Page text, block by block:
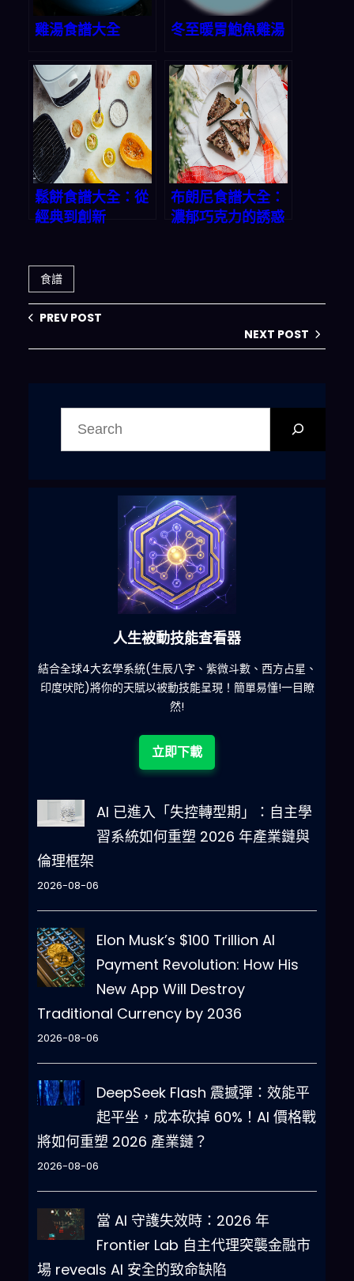
雞湯食譜大全 冬至暖胃鮑魚雞湯
鬆餅食譜大全：從
經典到創新
布朗尼食譜大全：
濃郁巧克力的誘惑
食譜
PREV POST
NEXT POST
人生被動技能查看器
結合全球4大玄學系統(生辰八字、紫微斗數、西方占星、
印度吠陀)將你的天賦以被動技能呈現！簡單易懂!一目瞭
然!
立即下載
AI 已進入「失控轉型期」：自主學
習系統如何重塑 2026 年產業鏈與
倫理框架
2026-08-06
Elon Musk’s $100 Trillion AI
Payment Revolution: How His
New App Will Destroy
Traditional Currency by 2036
2026-08-06
DeepSeek Flash 震撼彈：效能平
起平坐，成本砍掉 60%！AI 價格戰
將如何重塑 2026 產業鏈？
2026-08-06
當 AI 守護失效時：2026 年
Frontier Lab 自主代理突襲金融市
場 reveals AI 安全的致命缺陷